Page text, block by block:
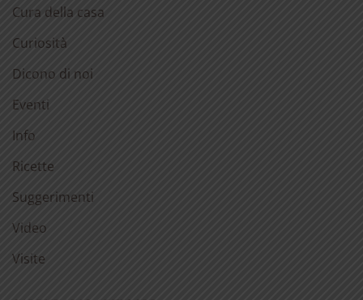
Cura della casa
Curiosità
Dicono di noi
Eventi
Info
Ricette
Suggerimenti
Video
Visite